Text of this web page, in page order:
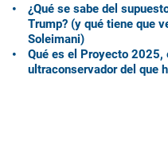
¿Qué se sabe del
Trump? (y qué tiene que
Soleimani)
Qué es el Proyecto 2025,
ultraconservador del que